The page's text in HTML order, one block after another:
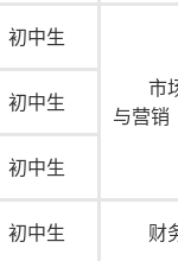
初中生
市
与营销
初中生
初中生
初中生 财